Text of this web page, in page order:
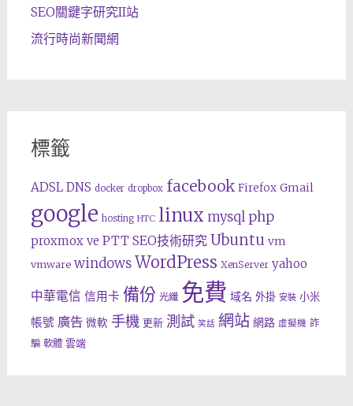
SEO關鍵字研究II站
流行時尚新聞網
標籤
ADSL DNS docker dropbox facebook Firefox Gmail
google hosting HTC linux mysql php
proxmox ve PTT SEO技術研究 Ubuntu vm
vmware windows WordPress XenServer yahoo
中華電信 信用卡 備份 光纖 免費 域名 外掛 安裝 小米
帳號 廣告 微軟 手機 更新 測試 笑話 網站 網路 虛擬機 詐
騙 軟體 雲端